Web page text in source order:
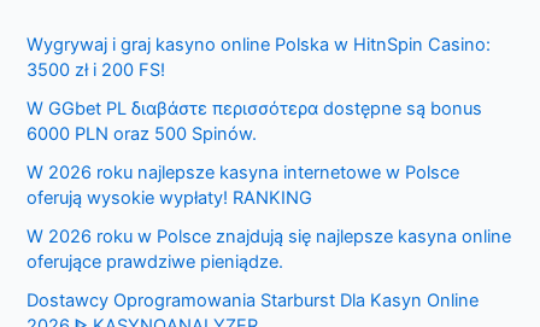
c
f
r
:
Wygrywaj i graj kasyno online Polska w HitnSpin Casino:
3500 zł i 200 FS!
W GGbet PL διαβάστε περισσότερα dostępne są bonus
6000 PLN oraz 500 Spinów.
W 2026 roku najlepsze kasyna internetowe w Polsce
oferują wysokie wypłaty! RANKING
W 2026 roku w Polsce znajdują się najlepsze kasyna online
oferujące prawdziwe pieniądze.
Dostawcy Oprogramowania Starburst Dla Kasyn Online